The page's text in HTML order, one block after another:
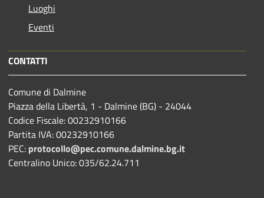
Luoghi
Eventi
CONTATTI
Comune di Dalmine
Piazza della Libertà, 1 - Dalmine (BG) - 24044
Codice Fiscale: 00232910166
Partita IVA: 00232910166
PEC: protocollo@pec.comune.dalmine.bg.it
Centralino Unico: 035/62.24.711